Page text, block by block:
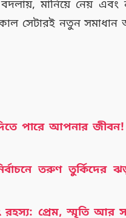
মানিয়ে নেয়
সেটারই নতুন
পারে আপনার
তরুণ
রহস্য: প্রেম, স্মৃতি আর